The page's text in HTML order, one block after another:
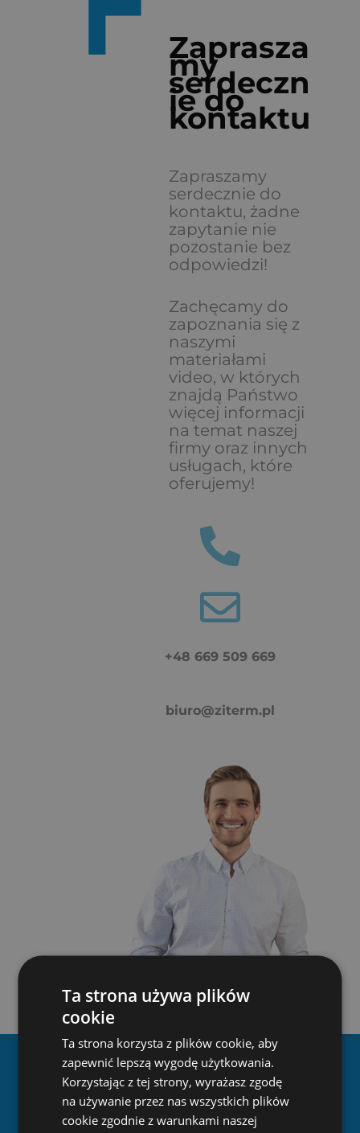
Zaprasza
my
serdeczn
ie do
kontaktu
Zapraszamy
serdecznie do
kontaktu, żadne
zapytanie nie
pozostanie bez
odpowiedzi!
Zachęcamy do
zapoznania się z
naszymi
materiałami
video, w których
znajdą Państwo
więcej informacji
na temat naszej
firmy oraz innych
usługach, które
oferujemy!
+48 669 509 669
biuro@ziterm.pl
Materiał wideo o naszej
firmie
Ta strona używa plików
cookie
Ta strona korzysta z plików cookie, aby
zapewnić lepszą wygodę użytkowania.
Korzystając z tej strony, wyrażasz zgodę
na używanie przez nas wszystkich plików
cookie zgodnie z warunkami naszej